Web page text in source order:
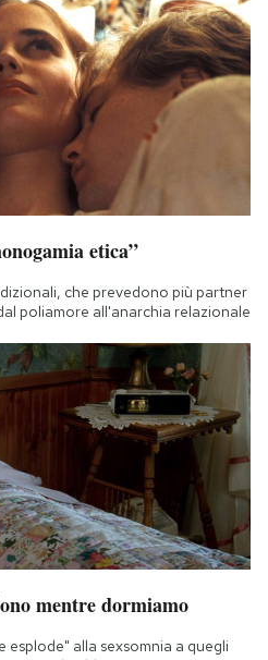
etica”
che prevedono più partner
poliamore all'anarchia relazionale
mentre dormiamo
esplode" alla sexsomnia a quegli